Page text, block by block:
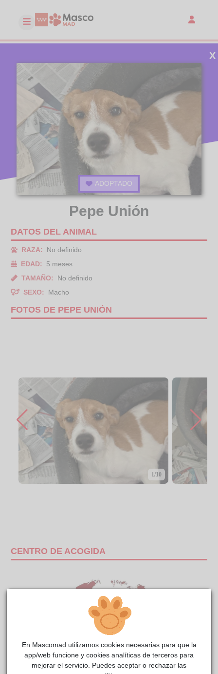
ADOPTADO
X
Pepe Unión
DATOS DEL ANIMAL
RAZA:
No definido
EDAD:
5 meses
TAMAÑO:
No definido
SEXO:
Macho
FOTOS DE PEPE UNIÓN
1/10
CENTRO DE ACOGIDA
En Mascomad utilizamos cookies necesarias para que la
app/web funcione y cookies analíticas de terceros para
mejorar el servicio. Puedes aceptar o rechazar las